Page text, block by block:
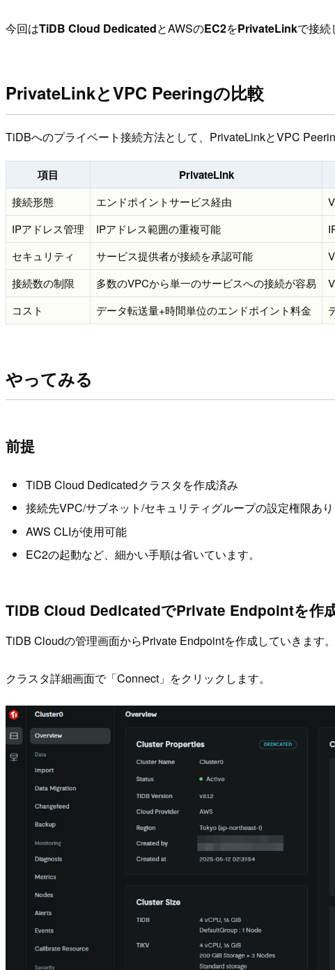
今回はTiDB Cloud DedicatedとAWSのEC2をPrivateLinkで接続
PrivateLinkとVPC Peeringの比較
TiDBへのプライベート接続方法として、PrivateLinkとVPC
項目 PrivateLink
接続形態 エンドポイントサービス経由
IPアドレス管理
IPアドレス範囲の重複可能
セキュリティ
サービス提供者が接続を承認可能
接続数の制限
多数のVPCから単一のサービスへの接続が容易
コスト
データ転送量+時間単位のエンドポイント料金
やってみる
前提
TiDB Cloud Dedicatedクラスタを作成済み
接続先VPC/サブネット/セキュリティグループの設定権限あり
AWS CLIが使用可能
EC2の起動など、細かい手順は省いています。
TiDB Cloud DedicatedでPrivate Endpointを作
TiDB Cloudの管理画面からPrivate Endpointを作成していきます。
クラスタ詳細画面で「Connect」をクリックします。